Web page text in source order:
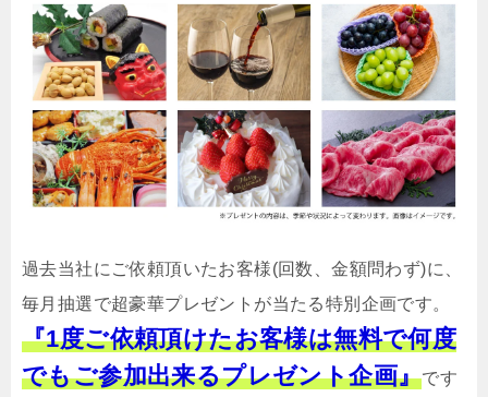
過去当社にご依頼頂いたお客様(回数、金額問わず)に、
毎月抽選で超豪華プレゼントが当たる特別企画です。
『1度ご依頼頂けたお客様は無料で何度
でもご参加出来るプレゼント企画』です